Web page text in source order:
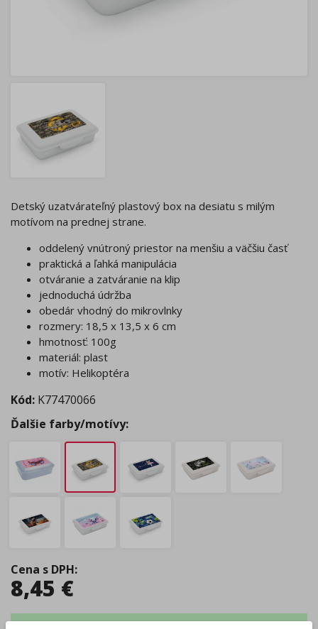
Detský uzatvárateľný plastový box na desiatu s milým
motívom na prednej strane.
oddelený vnútroný priestor na menšiu a väčšiu časť
praktická a ľahká manipulácia
otváranie a zatváranie na klip
jednoduchá údržba
obedár vhodný do mikrovlnky
rozmery: 18,5 x 13,5 x 6 cm
hmotnosť: 100g
materiál: plast
motív: Helikoptéra
Kód: K77470066
Ďalšie farby/motívy:
Cena s DPH:
8,45 €